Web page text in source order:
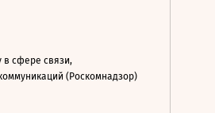
сфере связи,
(Роскомнадзор)